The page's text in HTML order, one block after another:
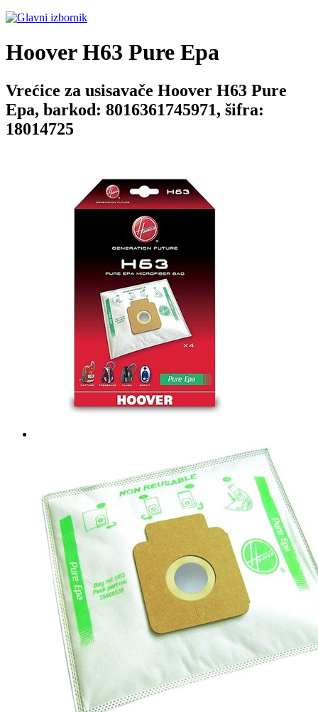
HooverH63 Pure Epa
Vrećice za usisavače Hoover H63 Pure
Epa, barkod: 8016361745971, šifra:
18014725